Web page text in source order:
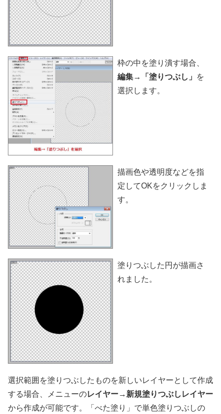
枠の中を塗り潰す場合、
編集→「塗りつぶし」
を
選択します。
描画色や透明度などを指
定してOKをクリックしま
す。
塗りつぶした円が描画さ
れました。
選択範囲を塗りつぶしたものを新しいレイヤーとして作成
する場合、メニューのレイヤー→新規塗りつぶしレイヤー
から作成が可能です。「べた塗り」で単色塗りつぶしの